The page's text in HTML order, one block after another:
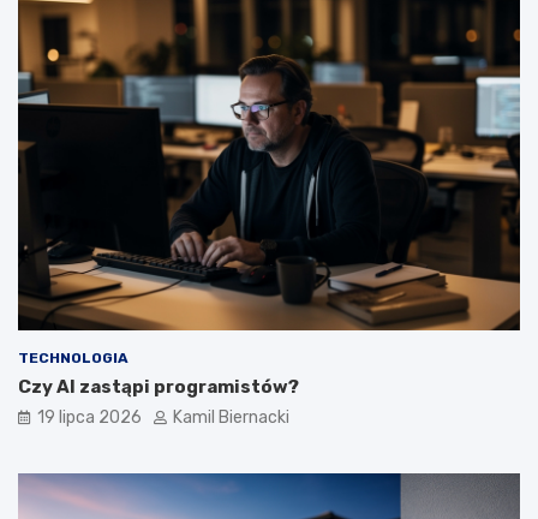
TECHNOLOGIA
Czy AI zastąpi programistów?
19 lipca 2026 Kamil Biernacki